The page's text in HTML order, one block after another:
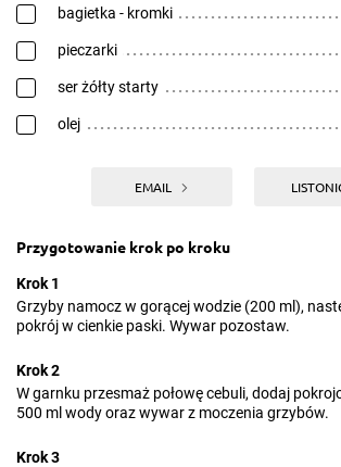
bagietka - kromki
pieczarki
ser żółty starty
olej
EMAIL
Przygotowanie krok po kroku
Krok 1
Grzyby namocz w gorącej wodzie (200 ml),
pokrój w cienkie paski. Wywar pozostaw.
Krok 2
W garnku przesmaż połowę cebuli, dodaj
500 ml wody oraz wywar z moczenia grzybów.
Krok 3